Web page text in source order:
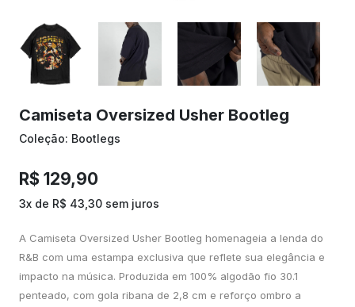
Camiseta Oversized Usher Bootleg
Coleção: Bootlegs
R$ 129,90
3x de R$ 43,30 sem juros
A Camiseta Oversized Usher Bootleg homenageia a lenda do
R&B com uma estampa exclusiva que reflete sua elegância e
impacto na música. Produzida em 100% algodão fio 30.1
penteado, com gola ribana de 2,8 cm e reforço ombro a